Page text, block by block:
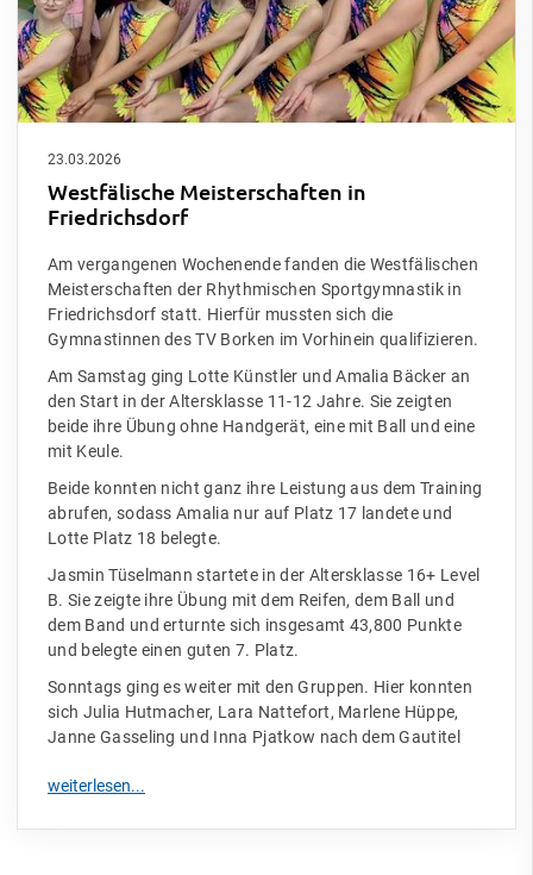
23.03.2026
Westfälische Meisterschaften in
Friedrichsdorf
Am vergangenen Wochenende fanden die Westfälischen
Meisterschaften der Rhythmischen Sportgymnastik in
Friedrichsdorf statt. Hierfür mussten sich die
Gymnastinnen des TV Borken im Vorhinein qualifizieren.
Am Samstag ging Lotte Künstler und Amalia Bäcker an
den Start in der Altersklasse 11-12 Jahre. Sie zeigten
beide ihre Übung ohne Handgerät, eine mit Ball und eine
mit Keule.
Beide konnten nicht ganz ihre Leistung aus dem Training
abrufen, sodass Amalia nur auf Platz 17 landete und
Lotte Platz 18 belegte.
Jasmin Tüselmann startete in der Altersklasse 16+ Level
B. Sie zeigte ihre Übung mit dem Reifen, dem Ball und
dem Band und erturnte sich insgesamt 43,800 Punkte
und belegte einen guten 7. Platz.
Sonntags ging es weiter mit den Gruppen. Hier konnten
sich Julia Hutmacher, Lara Nattefort, Marlene Hüppe,
Janne Gasseling und Inna Pjatkow nach dem Gautitel